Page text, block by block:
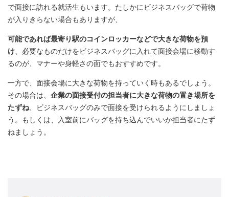
で面接に訪れる就活生もいます。たしかにビジネスバッグで荷物
が入りきらない場合もありますが、
可能であれば最寄り駅のコインロッカーなどで大きな荷物を預
け、必要なものだけをビジネスバッグに入れて面接会場に移動す
るのが、マナーや身軽さの面でもおすすめです。
一方で、面接会場に大きな荷物を持っていく時もあるでしょう。
その場合は、 企業の面接受付の担当者に大きな荷物の置き場所を
たずね、ビジネスバッグのみで面接を受けられるようにしましょ
う。もしくは、入室前にバッグを持ち込んでいいか担当者にたず
ねましょう。